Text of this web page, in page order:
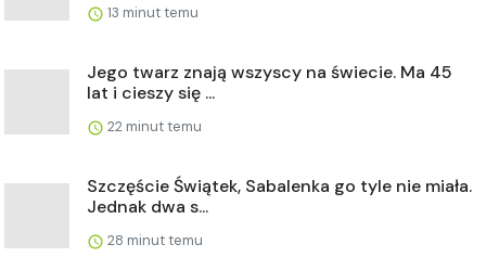
13 minut temu
Jego twarz znają wszyscy na świecie. Ma 45
lat i cieszy się ...
22 minut temu
Szczęście Świątek, Sabalenka go tyle nie miała.
Jednak dwa s...
28 minut temu